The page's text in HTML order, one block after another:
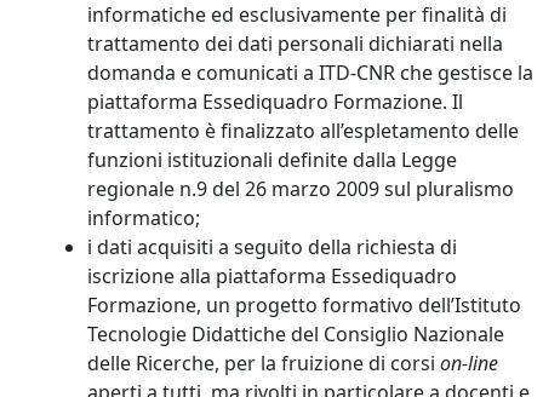
informatiche ed esclusivamente per finalità di
trattamento dei dati personali dichiarati nella
domanda e comunicati a ITD-CNR che gestisce la
piattaforma Essediquadro Formazione. Il
trattamento è finalizzato all’espletamento delle
funzioni istituzionali definite dalla Legge
regionale n.9 del 26 marzo 2009 sul pluralismo
informatico;
i dati acquisiti a seguito della richiesta di
iscrizione alla piattaforma Essediquadro
Formazione, un progetto formativo dell’Istituto
Tecnologie Didattiche del Consiglio Nazionale
delle Ricerche, per la fruizione di corsi on-line